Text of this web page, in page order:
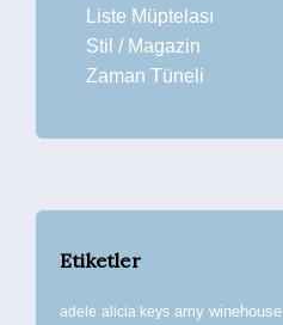
Liste Müptelası
Stil / Magazin
Zaman Tüneli
Etiketler
adele alicia keys amy winehouse